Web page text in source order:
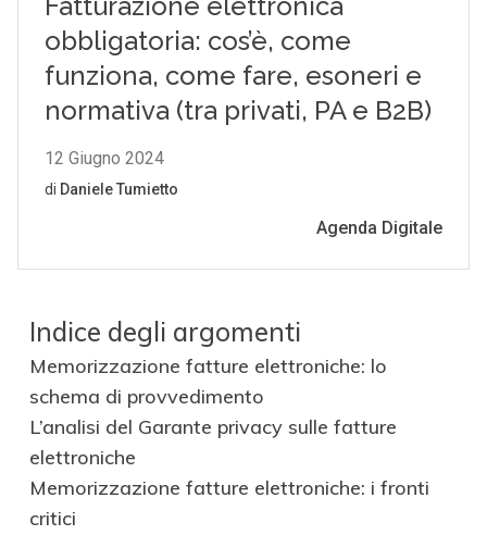
Indice degli argomenti
Memorizzazione fatture elettroniche: lo
schema di provvedimento
L’analisi del Garante privacy sulle fatture
elettroniche
Memorizzazione fatture elettroniche: i fronti
critici